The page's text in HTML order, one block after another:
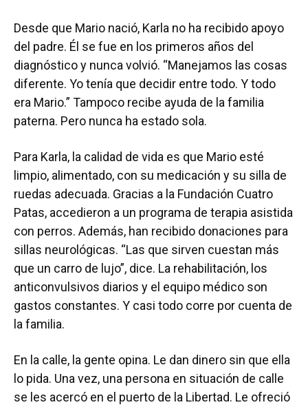
Desde que Mario nació, Karla no ha recibido apoyo
del padre. Él se fue en los primeros años del
diagnóstico y nunca volvió. “Manejamos las cosas
diferente. Yo tenía que decidir entre todo. Y todo
era Mario.” Tampoco recibe ayuda de la familia
paterna. Pero nunca ha estado sola.
Para Karla, la calidad de vida es que Mario esté
limpio, alimentado, con su medicación y su silla de
ruedas adecuada. Gracias a la Fundación Cuatro
Patas, accedieron a un programa de terapia asistida
con perros. Además, han recibido donaciones para
sillas neurológicas. “Las que sirven cuestan más
que un carro de lujo”, dice. La rehabilitación, los
anticonvulsivos diarios y el equipo médico son
gastos constantes. Y casi todo corre por cuenta de
la familia.
En la calle, la gente opina. Le dan dinero sin que ella
lo pida. Una vez, una persona en situación de calle
se les acercó en el puerto de la Libertad. Le ofreció